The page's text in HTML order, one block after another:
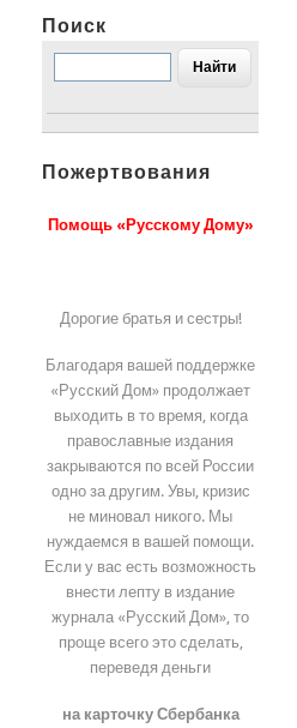
Поиск
Пожертвования
Помощь «Русскому Дому»
Дорогие братья и сестры!
Благодаря вашей поддержке
«Русский Дом» продолжает
выходить в то время, когда
православные издания
закрываются по всей России
одно за другим. Увы, кризис
не миновал никого. Мы
нуждаемся в вашей помощи.
Если у вас есть возможность
внести лепту в издание
журнала «Русский Дом», то
проще всего это сделать,
переведя деньги
на карточку Сбербанка